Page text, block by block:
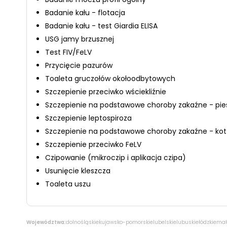
Badanie kału - flotacja
Badanie kału - test Giardia ELISA
USG jamy brzusznej
Test FIV/FeLV
Przycięcie pazurów
Toaleta gruczołów okołoodbytowych
Szczepienie przeciwko wściekliźnie
Szczepienie na podstawowe choroby zakaźne -
Szczepienie leptospiroza
Szczepienie na podstawowe choroby zakaźne - kot
Szczepienie przeciwko FeLV
Czipowanie (mikroczip i aplikacja czipa)
Usunięcie kleszcza
Toaleta uszu
Województwa:dolnośląskiekujawsko-pomorskielubelskielubuskiełódzkie